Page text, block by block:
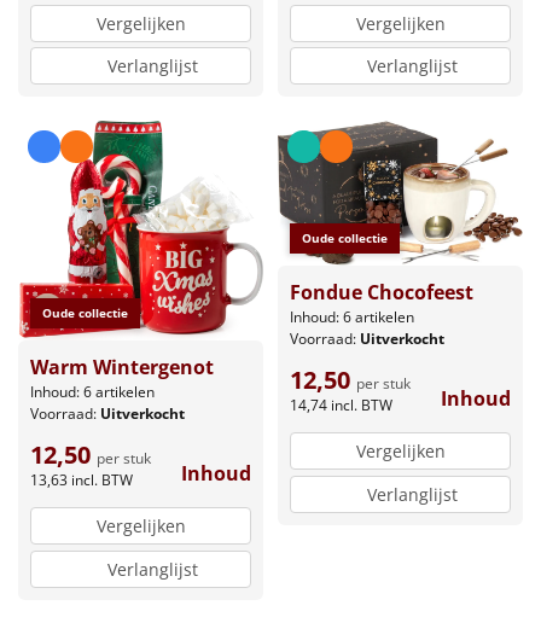
Vergelijken
Verlanglijst
Vergelijken
Verlanglijst
Oude collectie
Warm Wintergenot
Inhoud: 6 artikelen
Voorraad: Uitverkocht
12,50 per stuk
13,63 incl. BTW Inhoud
Vergelijken
Verlanglijst
Oude collectie
Fondue Chocofeest
Inhoud: 6 artikelen
Voorraad: Uitverkocht
12,50 per stuk
14,74 incl. BTW Inhoud
Vergelijken
Verlanglijst